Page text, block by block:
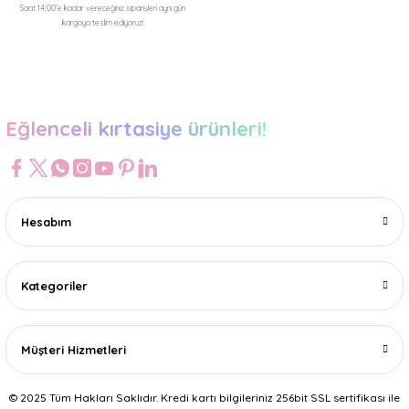
Saat 14:00'e kadar vereceğiniz siparişleri aynı gün
kargoya teslim ediyoruz!
Eğlenceli kırtasiye ürünleri!
Hesabım
Kategoriler
Müşteri Hizmetleri
© 2025 Tüm Hakları Saklıdır. Kredi kartı bilgileriniz 256bit SSL sertifikası ile